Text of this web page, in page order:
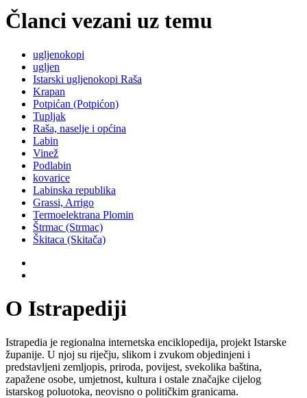
Članci vezani uz temu
ugljenokopi
ugljen
Istarski ugljenokopi Raša
Krapan
Potpićan (Potpićon)
Tupljak
Raša, naselje i općina
Labin
Vinež
Podlabin
kovarice
Labinska republika
Grassi, Arrigo
Termoelektrana Plomin
Štrmac (Strmac)
Škitaca (Skitača)
O Istrapediji
Istrapedia je regionalna internetska enciklopedija, projekt Istarske
županije. U njoj su riječju, slikom i zvukom objedinjeni i
predstavljeni zemljopis, priroda, povijest, svekolika baština,
zapažene osobe, umjetnost, kultura i ostale značajke cijelog
istarskog poluotoka, neovisno o političkim granicama.